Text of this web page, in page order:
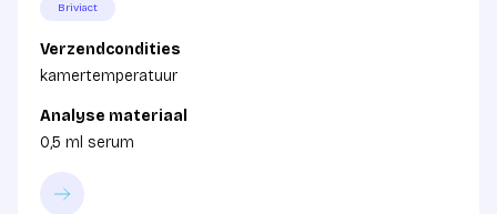
Briviact
Verzendcondities
kamertemperatuur
Analyse materiaal
0,5 ml serum